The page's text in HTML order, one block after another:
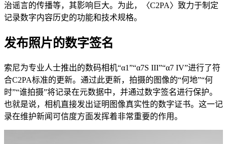
治谣言的传播等，其影响巨大。为此，〈C2PA〉致力于制定
记录数字内容历史的功能和技术规格。
发布照片的数字签名
索尼为专业人士推出的数码相机“α1”“α7S III”“α7 IV”进行了符
合C2PA标准的更新。通过此更新，拍摄的图像的“何地”“何
时”“谁拍摄”将记录在元数据中，并通过数字签名进行保护。
也就是说，相机直接发出证明图像真实性的数字证书。这一记
录在维护新闻可信度方面发挥着非常重要的作用。